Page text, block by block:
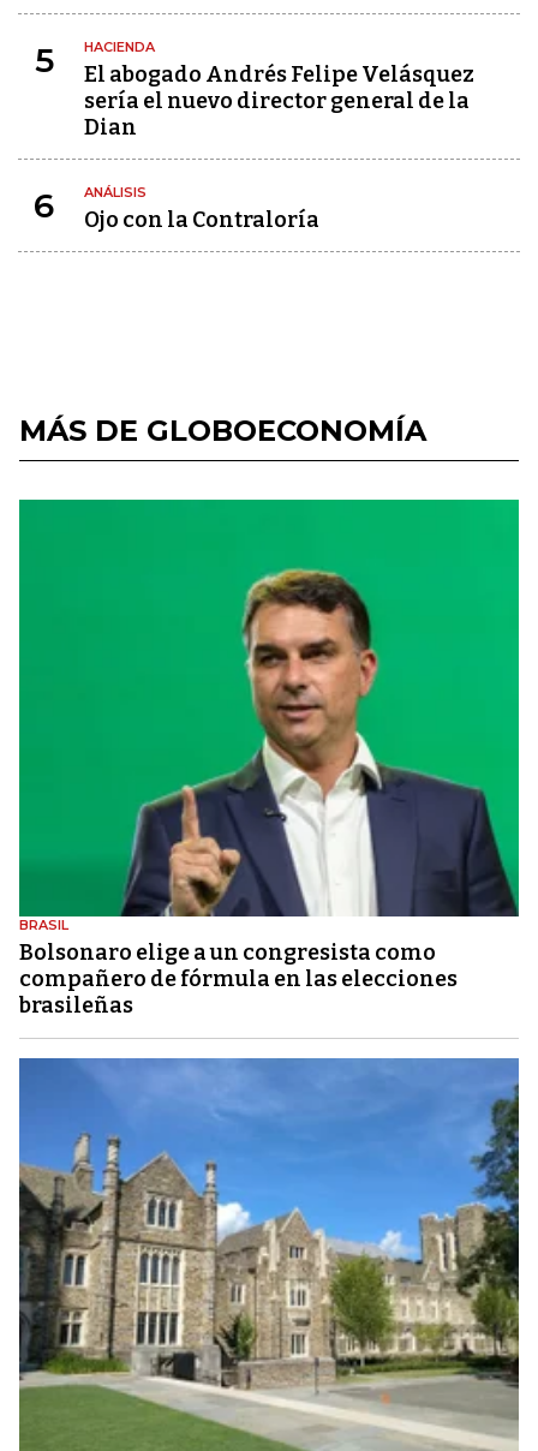
5 HACIENDA
El abogado Andrés Felipe Velásquez
sería el nuevo director general de la
Dian
6 ANÁLISIS
Ojo con la Contraloría
MÁS DE GLOBOECONOMÍA
BRASIL
Bolsonaro elige a un congresista como
compañero de fórmula en las elecciones
brasileñas